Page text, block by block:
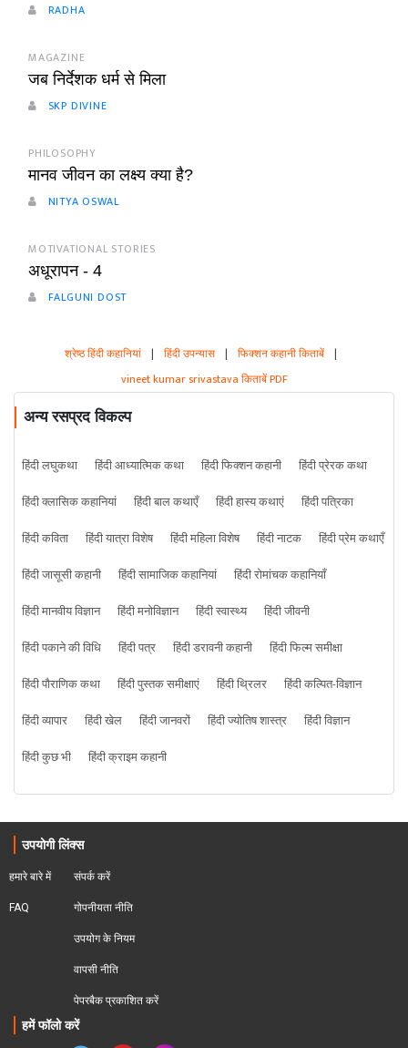
RADHA
MAGAZINE
जब निर्देशक धर्म से मिला
SKP DIVINE
PHILOSOPHY
मानव जीवन का लक्ष्य क्या है?
NITYA OSWAL
MOTIVATIONAL STORIES
अधूरापन - 4
FALGUNI DOST
श्रेष्ठ हिंदी कहानियां | हिंदी उपन्यास | फिक्शन कहानी किताबें |
vineet kumar srivastava किताबें PDF
अन्य रसप्रद विकल्प
हिंदी लघुकथा हिंदी आध्यात्मिक कथा हिंदी फिक्शन कहानी
हिंदी प्रेरक कथा
हिंदी क्लासिक कहानियां
हिंदी बाल कथाएँ हिंदी हास्य कथाएं
हिंदी पत्रिका
हिंदी कविता
हिंदी यात्रा विशेष हिंदी महिला विशेष हिंदी नाटक
हिंदी प्रेम कथाएँ
हिंदी जासूसी कहानी
हिंदी सामाजिक कहानियां
हिंदी रोमांचक कहानियाँ
हिंदी मानवीय विज्ञान
हिंदी मनोविज्ञान हिंदी स्वास्थ्य
हिंदी जीवनी
हिंदी पकाने की विधि
हिंदी पत्र हिंदी डरावनी कहानी
हिंदी फिल्म समीक्षा
हिंदी पौराणिक कथा
हिंदी पुस्तक समीक्षाएं हिंदी थ्रिलर
हिंदी कल्पित-विज्ञान
हिंदी व्यापार
हिंदी खेल हिंदी जानवरों हिंदी ज्योतिष शास्त्र
हिंदी विज्ञान
हिंदी कुछ भी
हिंदी क्राइम कहानी
उपयोगी लिंक्स
हमारे बारे में
FAQ
संपर्क करें
गोपनीयता नीति
उपयोग के नियम
वापसी नीति
पेपरबैक प्रकाशित करें
हमें फॉलो करें